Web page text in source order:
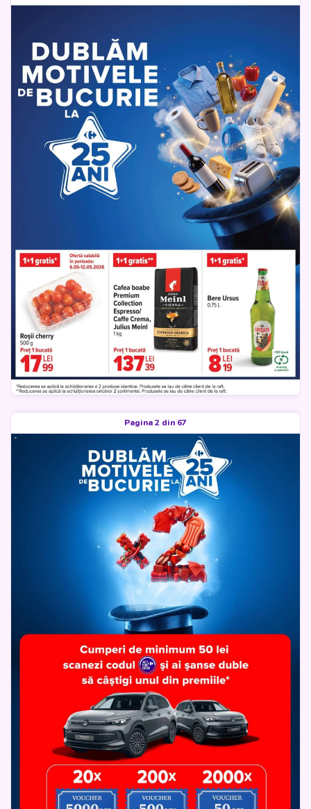
Dana kuşbaşı
Pastă de dinți Exfoliant Ulei
Apple
Mască de păr
Apă de gură
Cameră
Mașină De Spălat
Çelik Mama ve Su Kabı
Detergent Pepino Raft
Burete
Săpun
Bucătărie Role Balsam de rufe
Lavete
Șervețele umede
Pagina 2 din 67